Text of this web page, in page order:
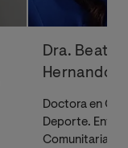
Dra.
Hernando
Doctora en
Deporte.
Comunitaria en